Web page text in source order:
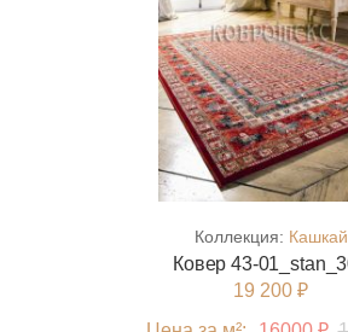
Коллекция: Кашкай
Ковер 43-
19 200 ₽